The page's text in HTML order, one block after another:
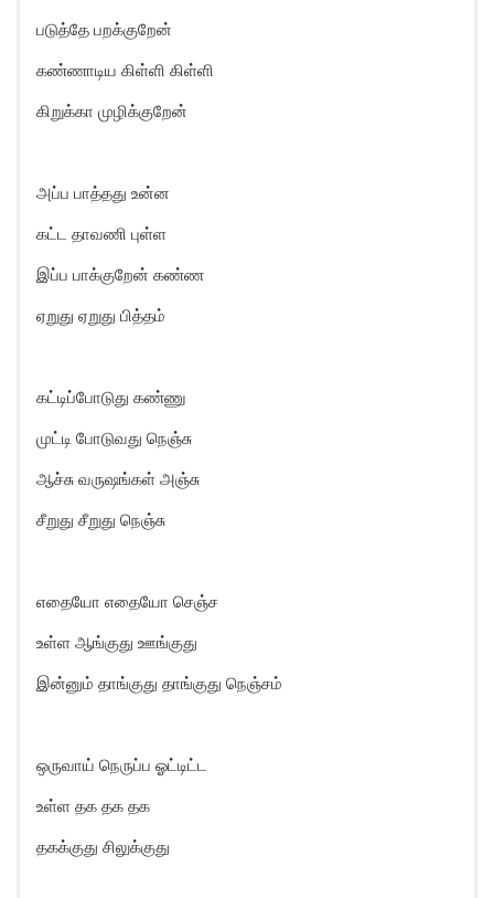
படுத்தே பறக்குறேன்
கண்ணாடிய கிள்ளி கிள்ளி
கிறுக்கா முழிக்குறேன்
அப்ப பாத்தது உன்ன
கட்ட தாவணி புள்ள
இப்ப பாக்குறேன் கண்ண
ஏறுது ஏறுது பித்தம்
கட்டிப்போடுது கண்ணு
முட்டி போடுவது நெஞ்சு
ஆச்சு வருஷங்கள் அஞ்சு
சீறுது சீறுது நெஞ்சு
எதையோ எதையோ செஞ்ச
உள்ள ஆங்குது ஊங்குது
இன்னும் தாங்குது தாங்குது நெஞ்சம்
ஒருவாய் நெருப்ப ஓட்டிட்ட
உள்ள தக தக தக
தகக்குது சிலுக்குது